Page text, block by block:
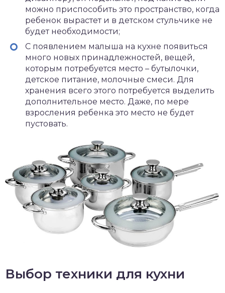
можно приспособить это пространство, когда
ребенок вырастет и в детском стульчике не
будет необходимости;
С появлением малыша на кухне появиться
много новых принадлежностей, вещей,
которым потребуется место – бутылочки,
детское питание, молочные смеси. Для
хранения всего этого потребуется выделить
дополнительное место. Даже, по мере
взросления ребенка это место не будет
пустовать.
Выбор техники для кухни